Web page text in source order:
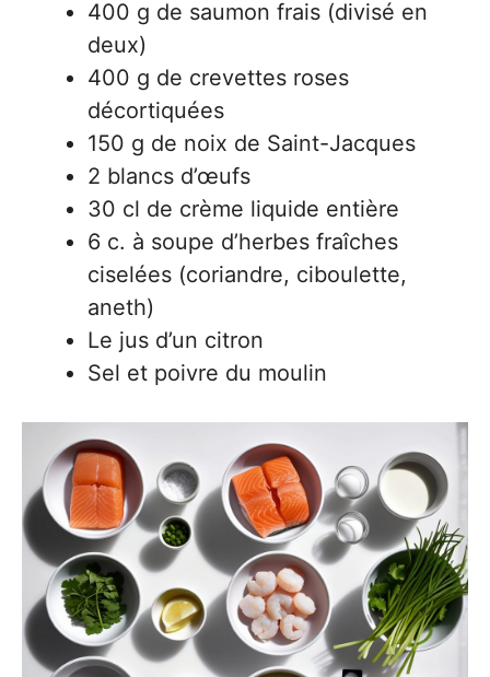
400 g de saumon frais (divisé en
deux)
400 g de crevettes roses
décortiquées
150 g de noix de Saint-Jacques
2 blancs d’œufs
30 cl de crème liquide entière
6 c. à soupe d’herbes fraîches
ciselées (coriandre, ciboulette,
aneth)
Le jus d’un citron
Sel et poivre du moulin